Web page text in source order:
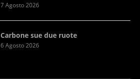
7 Agosto 2026
Carbone sue due ruote
6 Agosto 2026